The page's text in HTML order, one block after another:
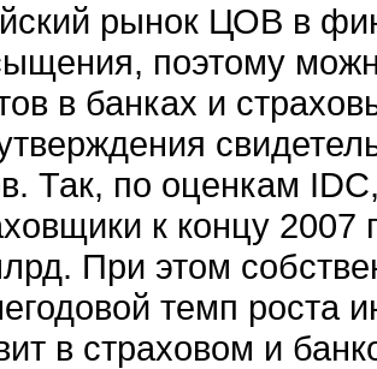
рынок ЦОВ в
поэтому
в банках и
Так, по оценкам
к концу 2007
При этом
темп роста
в страховом и